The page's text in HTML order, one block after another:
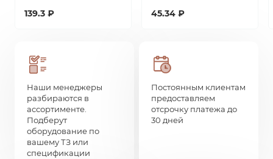
139.3 ₽ 45.34 ₽
Наши менеджеры
разбираются в
ассортименте.
Подберут
оборудование по
вашему ТЗ или
спецификации
Постоянным клиентам
предоставляем
отсрочку платежа до
30 дней